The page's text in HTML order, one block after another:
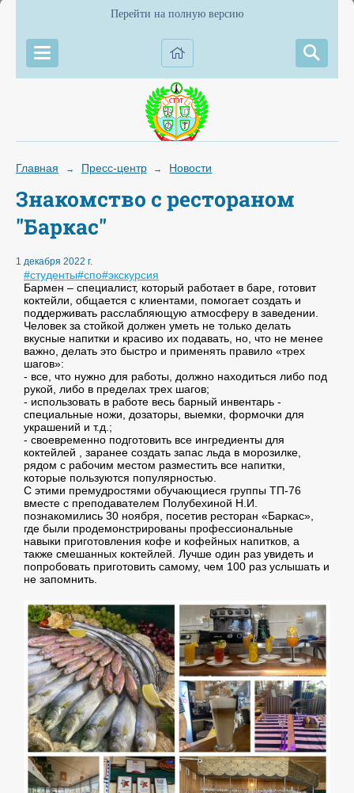
Перейти на полную версию
Главная → Пресс-центр → Новости
Знакомство с рестораном
"Баркас"
1 декабря 2022 г.
#студенты#спо#экскурсия
Бармен – специалист, который работает в баре, готовит
коктейли, общается с клиентами, помогает создать и
поддерживать расслабляющую атмосферу в заведении.
Человек за стойкой должен уметь не только делать
вкусные напитки и красиво их подавать, но, что не менее
важно, делать это быстро и применять правило «трех
шагов»:
- все, что нужно для работы, должно находиться либо под
рукой, либо в пределах трех шагов;
- использовать в работе весь барный инвентарь -
специальные ножи, дозаторы, выемки, формочки для
украшений и т.д.;
- своевременно подготовить все ингредиенты для
коктейлей , заранее создать запас льда в морозилке,
рядом с рабочим местом разместить все напитки,
которые пользуются популярностью.
С этими премудростями обучающиеся группы ТП-76
вместе с преподавателем Полубехиной Н.И.
познакомились 30 ноября, посетив ресторан «Баркас»,
где были продемонстрированы профессиональные
навыки приготовления кофе и кофейных напитков, а
также смешанных коктейлей. Лучше один раз увидеть и
попробовать приготовить самому, чем 100 раз услышать и
не запомнить.